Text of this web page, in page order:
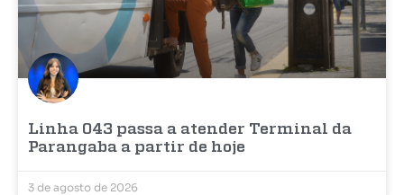
Linha 043 passa a atender Terminal da
Parangaba a partir de hoje
3 de agosto de 2026